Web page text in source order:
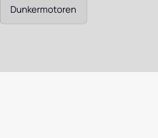
Dunkermotoren